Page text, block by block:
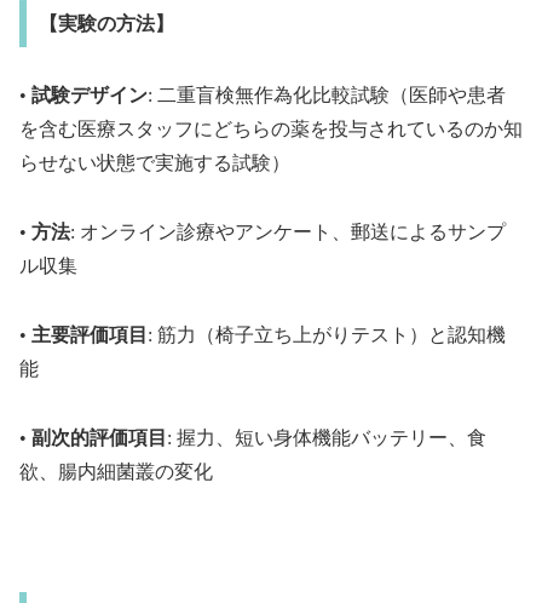
【実験の方法】
• 試験デザイン: 二重盲検無作為化比較試験（医師や患者
を含む医療スタッフにどちらの薬を投与されているのか知
らせない状態で実施する試験）
• 方法: オンライン診療やアンケート、郵送によるサンプ
ル収集
• 主要評価項目 : 筋力（椅子立ち上がりテスト）と認知機
能
• 副次的評価項目 : 握力、短い身体機能バッテリー、食
欲、腸内細菌叢の変化